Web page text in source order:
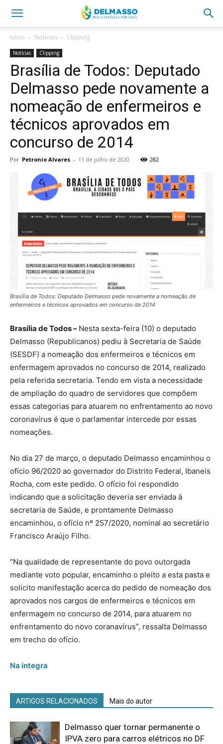
Início Notícias Clipping
Notícias Clipping
Brasília de Todos: Deputado
Delmasso pede novamente a
nomeação de enfermeiros e
técnicos aprovados em
concurso de 2014
Por Petronio Alvares - 11 de julho de 2020 282
Brasília de Todos: Deputado Delmasso pede novamente a nomeação de
enfermeiros e técnicos aprovados em concurso de 2014
Brasília de Todos – Nesta sexta-feira (10) o deputado
Delmasso (Republicanos) pediu à Secretaria de Saúde
(SESDF) a nomeação dos enfermeiros e técnicos em
enfermagem aprovados no concurso de 2014, realizado
pela referida secretaria. Tendo em vista a necessidade
de ampliação do quadro de servidores que compõem
essas categorias para atuarem no enfrentamento ao novo
coronavírus é que o parlamentar intercede por essas
nomeações.
No dia 27 de março, o deputado Delmasso encaminhou o
ofício 96/2020 ao governador do Distrito Federal, Ibaneis
Rocha, com este pedido. O ofício foi respondido
indicando que a solicitação deveria ser enviada à
secretaria de Saúde, e prontamente Delmasso
encaminhou, o ofício nº 257/2020, nominal ao secretário
Francisco Araújo Filho.
“Na qualidade de representante do povo outorgada
mediante voto popular, encaminho o pleito a esta pasta e
solicito manifestação acerca do pedido de nomeação dos
aprovados nos cargos de enfermeiros e técnicos em
enfermagem no concurso de 2014, para atuarem no
enfrentamento do novo coranavírus”, ressalta Delmasso
em trecho do ofício.
Na íntegra
ARTIGOS RELACIONADOS Mais do autor
Delmasso quer tornar permanente o
IPVA zero para carros elétricos no DF